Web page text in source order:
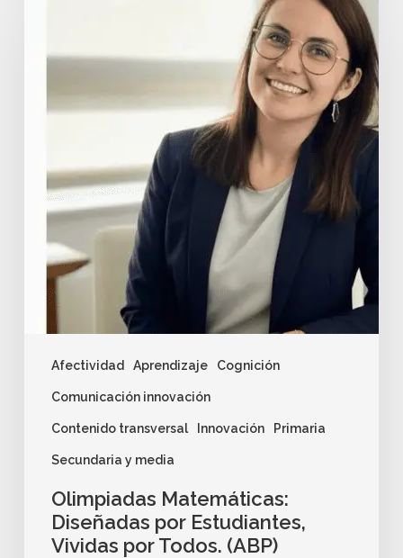
Afectividad Aprendizaje Cognición
Comunicación innovación
Contenido transversal Innovación Primaria
Secundaria y media
Olimpiadas Matemáticas:
Diseñadas por Estudiantes,
Vividas por Todos. (ABP)